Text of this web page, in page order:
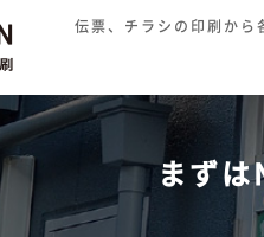
伝票、チラシの印刷か
伝票印刷
高精細印刷 まず